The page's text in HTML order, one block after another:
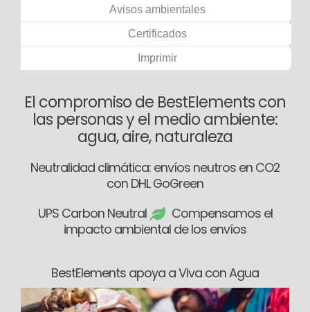
Avisos ambientales
Certificados
Imprimir
El compromiso de BestElements con
las personas y el medio ambiente:
agua, aire, naturaleza
Neutralidad climática: envíos neutros en CO2
con DHL GoGreen
UPS Carbon Neutral
Compensamos el
impacto ambiental de los envíos
BestElements apoya a Viva con Agua